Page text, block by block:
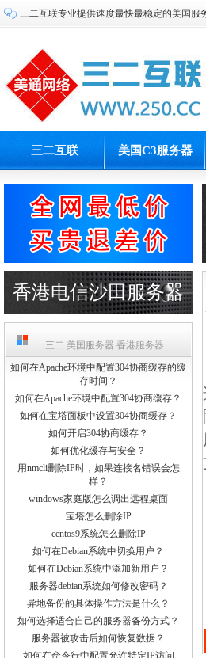
三二互联专业提供速度最快最稳定的美国
三二互联 美国C3服务器
香港电信沙田服务器
三二 美国服务器 香港服务器
如何在Apache环境中配置304协商缓存的缓
存时间？
如何在Apache环境中配置304协商缓存？
如何在宝塔面板中设置304协商缓存？
如何开启304协商缓存？
如何优化缓存与安全？
用nmcli删除IP时，如果连接名错误会怎
样？
windows家庭版怎么调出远程桌面
宝塔怎么删除IP
centos9系统怎么删除IP
如何在Debian系统中切换用户？
如何在Debian系统中添加新用户？
服务器debian系统如何修改密码？
异地备份的具体操作方法是什么？
如何选择适合自己的服务器备份方式？
服务器被攻击后如何恢复数据？
如何在命令行中配置允许特定IP访问